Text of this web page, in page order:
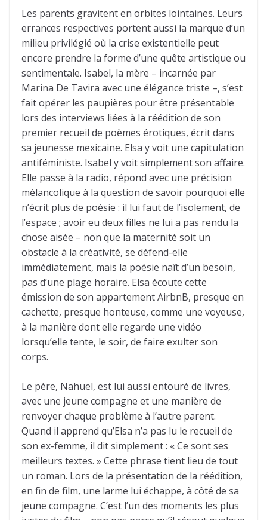
Les parents gravitent en orbites lointaines. Leurs
errances respectives portent aussi la marque d’un
milieu privilégié où la crise existentielle peut
encore prendre la forme d’une quête artistique ou
sentimentale. Isabel, la mère – incarnée par
Marina De Tavira avec une élégance triste –, s’est
fait opérer les paupières pour être présentable
lors des interviews liées à la réédition de son
premier recueil de poèmes érotiques, écrit dans
sa jeunesse mexicaine. Elsa y voit une capitulation
antiféministe. Isabel y voit simplement son affaire.
Elle passe à la radio, répond avec une précision
mélancolique à la question de savoir pourquoi elle
n’écrit plus de poésie : il lui faut de l’isolement, de
l’espace ; avoir eu deux filles ne lui a pas rendu la
chose aisée – non que la maternité soit un
obstacle à la créativité, se défend-elle
immédiatement, mais la poésie naît d’un besoin,
pas d’une plage horaire. Elsa écoute cette
émission de son appartement AirbnB, presque en
cachette, presque honteuse, comme une voyeuse,
à la manière dont elle regarde une vidéo
lorsqu’elle tente, le soir, de faire exulter son
corps.
Le père, Nahuel, est lui aussi entouré de livres,
avec une jeune compagne et une manière de
renvoyer chaque problème à l’autre parent.
Quand il apprend qu’Elsa n’a pas lu le recueil de
son ex-femme, il dit simplement : « Ce sont ses
meilleurs textes. » Cette phrase tient lieu de tout
un roman. Lors de la présentation de la réédition,
en fin de film, une larme lui échappe, à côté de sa
jeune compagne. C’est l’un des moments les plus